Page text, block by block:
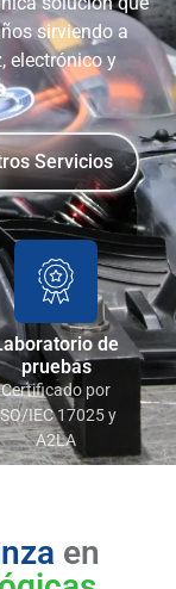
sirviendo a
electrónico y
Servicios
de
pruebas
Certificado por
IEC 17025 y
A2LA
en